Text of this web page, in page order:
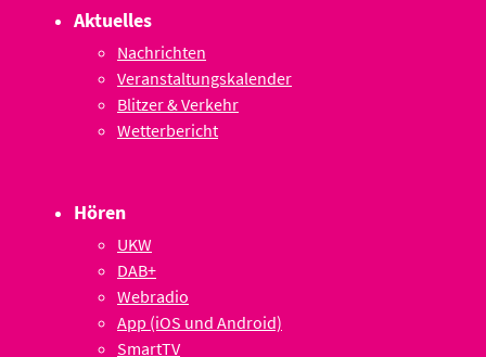
Aktuelles
Nachrichten
Veranstaltungskalender
Blitzer & Verkehr
Wetterbericht
Hören
UKW
DAB+
Webradio
App (iOS und Android)
SmartTV